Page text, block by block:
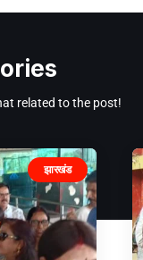
related to the post!
झारखंड